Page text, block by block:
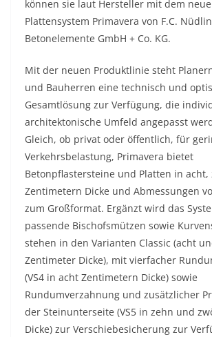
können sie laut Hersteller mit dem
Plattensystem Primavera von F.C.
Betonelemente GmbH + Co. KG.
Mit der neuen Produktlinie steht
und Bauherren eine technisch und
Gesamtlösung zur Verfügung, die
architektonische Umfeld angepasst
Gleich, ob privat oder öffentlich, für
Verkehrsbelastung, Primavera bietet
Betonpflastersteine und Platten in
Zentimetern Dicke und Abmessungen
zum Großformat. Ergänzt wird das
passende Bischofsmützen sowie
stehen in den Varianten Classic (acht
Zentimeter Dicke), mit vierfacher
(VS4 in acht Zentimetern Dicke) sowie
Rundumverzahnung und zusätzlicher
der Steinunterseite (VS5 in zehn und
Dicke) zur Verschiebesicherung zur